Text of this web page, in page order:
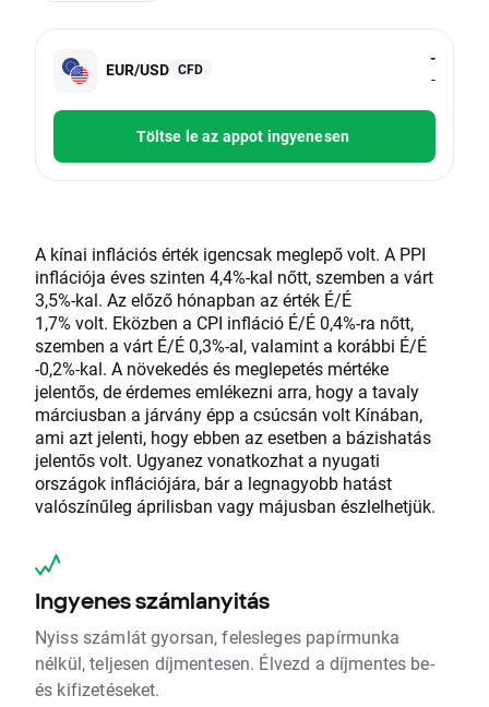
EUR/USD CFD
-
-
Töltse le az appot ingyenesen
A kínai inflációs érték igencsak meglepő volt. A PPI
inflációja éves szinten 4,4%-kal nőtt, szemben a várt
3,5%-kal. Az előző hónapban az érték É/É
1,7% volt. Eközben a CPI infláció É/É 0,4%-ra nőtt,
szemben a várt É/É 0,3%-al, valamint a korábbi É/É
-0,2%-kal. A növekedés és meglepetés mértéke
jelentős, de érdemes emlékezni arra, hogy a tavaly
márciusban a járvány épp a csúcsán volt Kínában,
ami azt jelenti, hogy ebben az esetben a bázishatás
jelentős volt. Ugyanez vonatkozhat a nyugati
országok inflációjára, bár a legnagyobb hatást
valószínűleg áprilisban vagy májusban észlelhetjük.
Ingyenes számlanyitás
Nyiss számlát gyorsan, felesleges papírmunka
nélkül, teljesen díjmentesen. Élvezd a díjmentes be-
és kifizetéseket.